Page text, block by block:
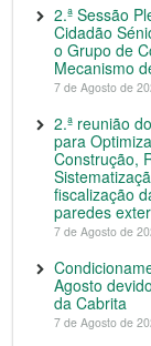
2.ª Sessão
Cidadão
o Grupo de
Mecanismo
7 de Agosto de
2.ª reunião
para
Construção,
fiscalização
paredes
7 de Agosto de
Agosto
da Cabrita
7 de Agosto de